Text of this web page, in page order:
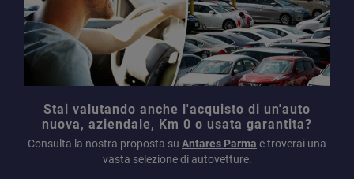
Stai valutando anche l'acquisto di un'auto
nuova, aziendale, Km 0 o usata garantita?
Consulta la nostra proposta su Antares Parma e troverai una
vasta selezione di autovetture.